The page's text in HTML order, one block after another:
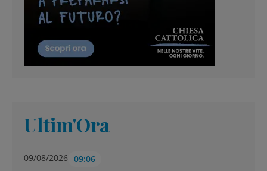
Ultim'Ora
09/08/2026 09:06